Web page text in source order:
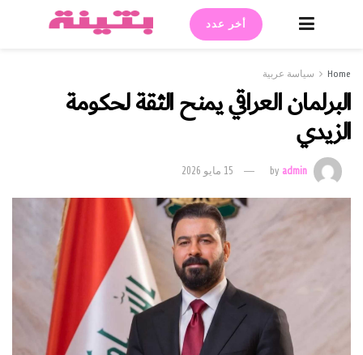
أخر عدد
Home سياسة عربية
البرلمان العراقي يمنح الثقة لحكومة
الزيدي
byadmin 15 مايو 2026